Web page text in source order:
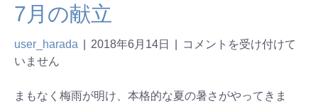
7月の献立
user_harada 2018年6月14日
コメントを受け付けて
いません
まもなく梅雨が明け、本格的な夏の暑さがやってきま